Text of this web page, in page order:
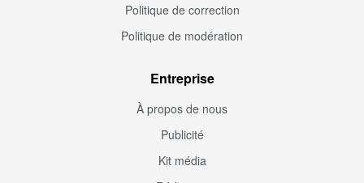
Politique de correction
Politique de modération
Entreprise
À propos de nous
Publicité
Kit média